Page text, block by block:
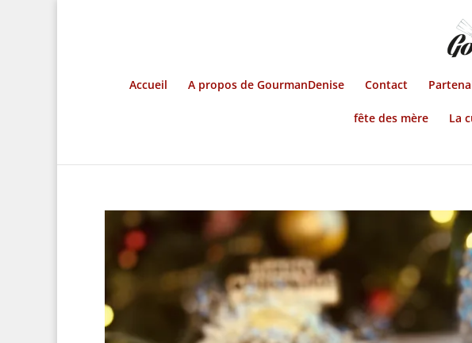
Accueil A propos de GourmanDenise Contact
fête des mère La